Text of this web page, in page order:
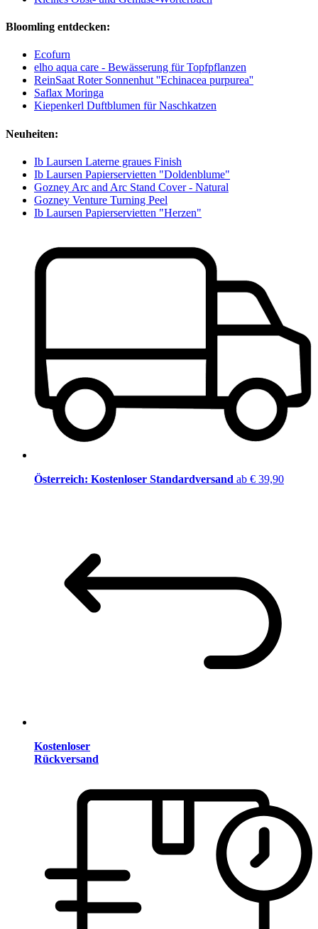
Bloomling entdecken:
Ecofurn
elho aqua care - Bewässerung für Topfpflanzen
ReinSaat Roter Sonnenhut ''Echinacea purpurea''
Saflax Moringa
Kiepenkerl Duftblumen für Naschkatzen
Neuheiten:
Ib Laursen Laterne graues Finish
Ib Laursen Papierservietten "Doldenblume"
Gozney Arc and Arc Stand Cover - Natural
Gozney Venture Turning Peel
Ib Laursen Papierservietten "Herzen"
Österreich: Kostenloser Standardversand ab € 39,90
Kostenloser
Rückversand